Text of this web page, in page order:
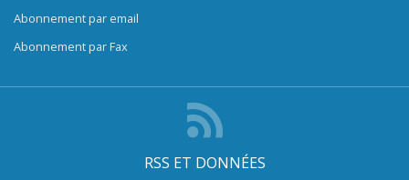
Abonnement par email
Abonnement par Fax
RSS ET DONNÉES